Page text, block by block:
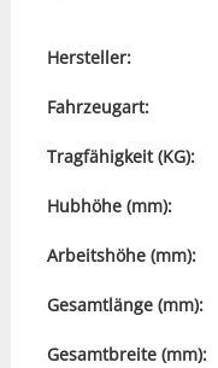
Hersteller:
Fahrzeugart:
Tragfähigkeit (KG):
Hubhöhe (mm):
Arbeitshöhe (mm):
Gesamtlänge (mm):
Gesamtbreite (mm):